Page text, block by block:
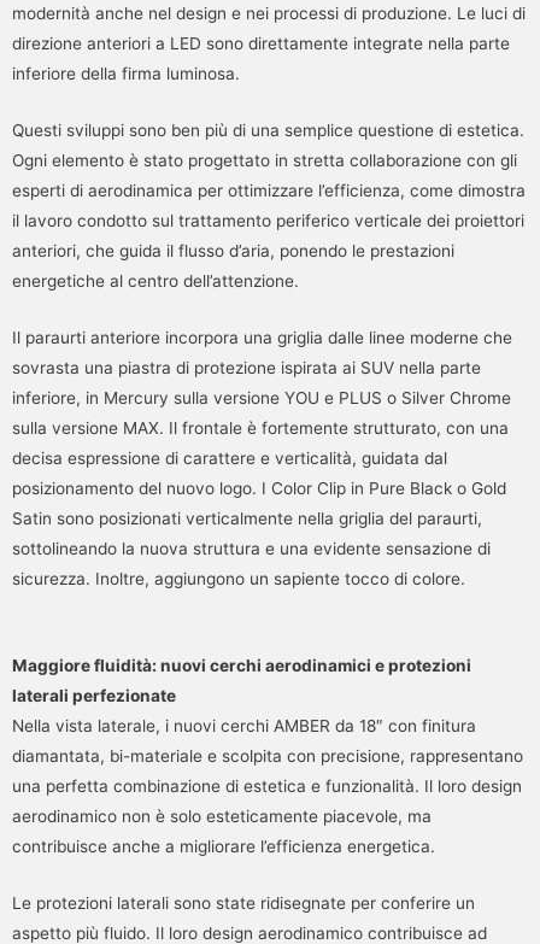
modernità anche nel design e nei processi di produzione. Le luci di
direzione anteriori a LED sono direttamente integrate nella parte
inferiore della firma luminosa.
Questi sviluppi sono ben più di una semplice questione di estetica.
Ogni elemento è stato progettato in stretta collaborazione con gli
esperti di aerodinamica per ottimizzare l’efficienza, come dimostra
il lavoro condotto sul trattamento periferico verticale dei proiettori
anteriori, che guida il flusso d’aria, ponendo le prestazioni
energetiche al centro dell’attenzione.
Il paraurti anteriore incorpora una griglia dalle linee moderne che
sovrasta una piastra di protezione ispirata ai SUV nella parte
inferiore, in Mercury sulla versione YOU e PLUS o Silver Chrome
sulla versione MAX. Il frontale è fortemente strutturato, con una
decisa espressione di carattere e verticalità, guidata dal
posizionamento del nuovo logo. I Color Clip in Pure Black o Gold
Satin sono posizionati verticalmente nella griglia del paraurti,
sottolineando la nuova struttura e una evidente sensazione di
sicurezza. Inoltre, aggiungono un sapiente tocco di colore.
Maggiore fluidità: nuovi cerchi aerodinamici e protezioni
laterali perfezionate
Nella vista laterale, i nuovi cerchi AMBER da 18″ con finitura
diamantata, bi-materiale e scolpita con precisione, rappresentano
una perfetta combinazione di estetica e funzionalità. Il loro design
aerodinamico non è solo esteticamente piacevole, ma
contribuisce anche a migliorare l’efficienza energetica.
Le protezioni laterali sono state ridisegnate per conferire un
aspetto più fluido. Il loro design aerodinamico contribuisce ad